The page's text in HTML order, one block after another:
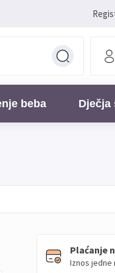
beba Dječja
Plaćanje
Iznos jedne